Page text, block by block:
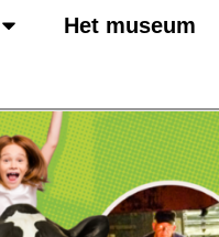
Het museum